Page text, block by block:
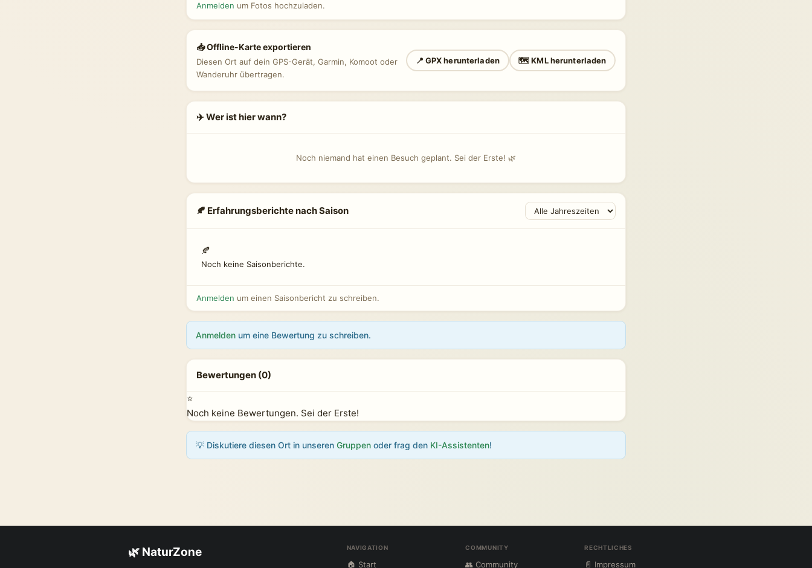
Anmelden um Fotos hochzuladen.
📥 Offline-Karte exportieren
Diesen Ort auf dein GPS-Gerät, Garmin, Komoot oder
Wanderuhr übertragen.
📍 GPX herunterladen 🗺 KML herunterladen
✈️ Wer ist hier wann?
Noch niemand hat einen Besuch geplant. Sei der Erste! 🌿
🍂 Erfahrungsberichte nach Saison
🍂
Noch keine Saisonberichte.
Anmelden um einen Saisonbericht zu schreiben.
Anmelden um eine Bewertung zu schreiben.
Bewertungen (0)
⭐
Noch keine Bewertungen. Sei der Erste!
💡 Diskutiere diesen Ort in unseren Gruppen oder frag den KI-Assistenten!
🌿 NaturZone NAVIGATION
🏠 Start
COMMUNITY
👥 Community
RECHTLICHES
📄 Impressum